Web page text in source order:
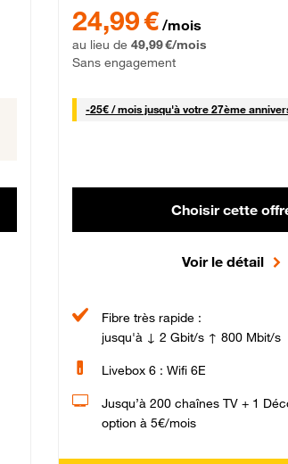
24,99 € /mois
au lieu de 49,99 €/mois
Sans engagement
-25€ / mois25 € par mois
jusqu'à votre 27ème
Choisir cette
Voir le détail
Fibre très rapide :
jusqu'à ↓ 2 Gbit/s ↑ 800 Mbit/s
Livebox 6 : Wifi 6E
Jusqu’à 200 chaînes TV + 1
option à 5€/mois